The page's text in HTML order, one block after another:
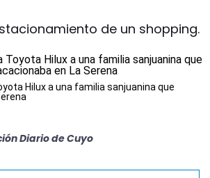
de un shopping.
Hilux a una familia sanjuanina que
Diario de Cuyo